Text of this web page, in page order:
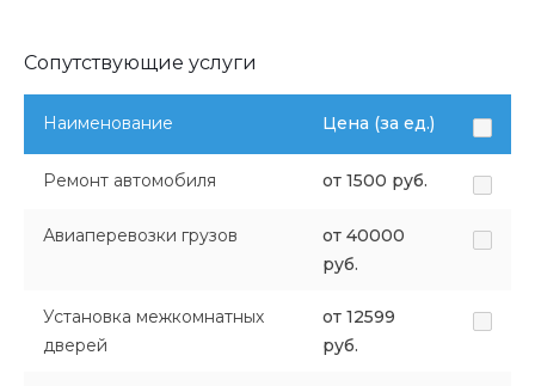
Сопутствующие услуги
Наименование Цена (за ед.)
Ремонт автомобиля от 1500 руб.
Авиаперевозки грузов
от 40000
руб.
Установка межкомнатных
дверей
от 12599
руб.